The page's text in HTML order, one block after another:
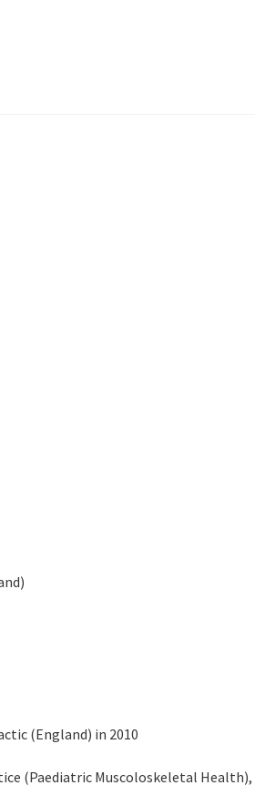
(England) in 2010
(Paediatric Muscoloskeletal